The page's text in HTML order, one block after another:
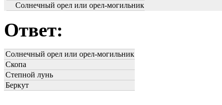
Солнечный орел или орел-могильник
Ответ:
Солнечный орел или орел-могильник
Скопа
Степной лунь
Беркут